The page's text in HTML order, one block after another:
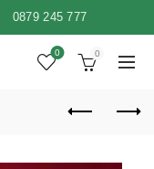
0879 245 777
0 0